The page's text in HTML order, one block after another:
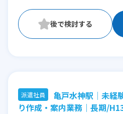
派遣社員
亀戸水神駅│未経
り作成・案内業務｜長期/